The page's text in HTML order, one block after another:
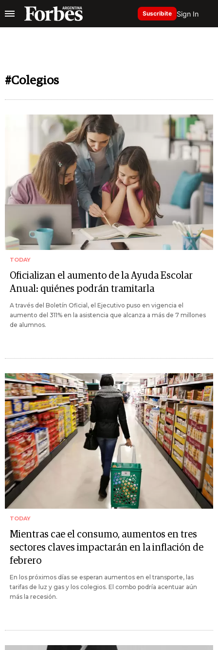
Suscribite Sign In
#Colegios
TODAY
Oficializan el aumento de la Ayuda Escolar
Anual: quiénes podrán tramitarla
A través del Boletín Oficial, el Ejecutivo puso en vigencia el
aumento del 311% en la asistencia que alcanza a más de 7 millones
de alumnos.
TODAY
Mientras cae el consumo, aumentos en tres
sectores claves impactarán en la inflación de
febrero
En los próximos días se esperan aumentos en el transporte, las
tarifas de luz y gas y los colegios. El combo podría acentuar aún
más la recesión.